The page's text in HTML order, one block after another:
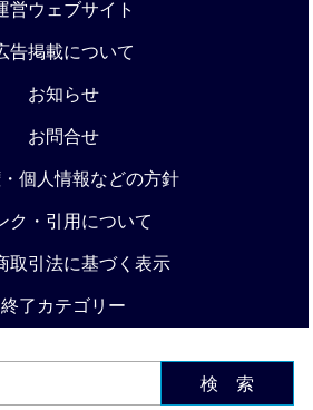
営ウェブサイト
告掲載について
お知らせ
お問合せ
個人情報などの方針
ク・引用について
取引法に基づく表示
終了カテゴリー
検 索